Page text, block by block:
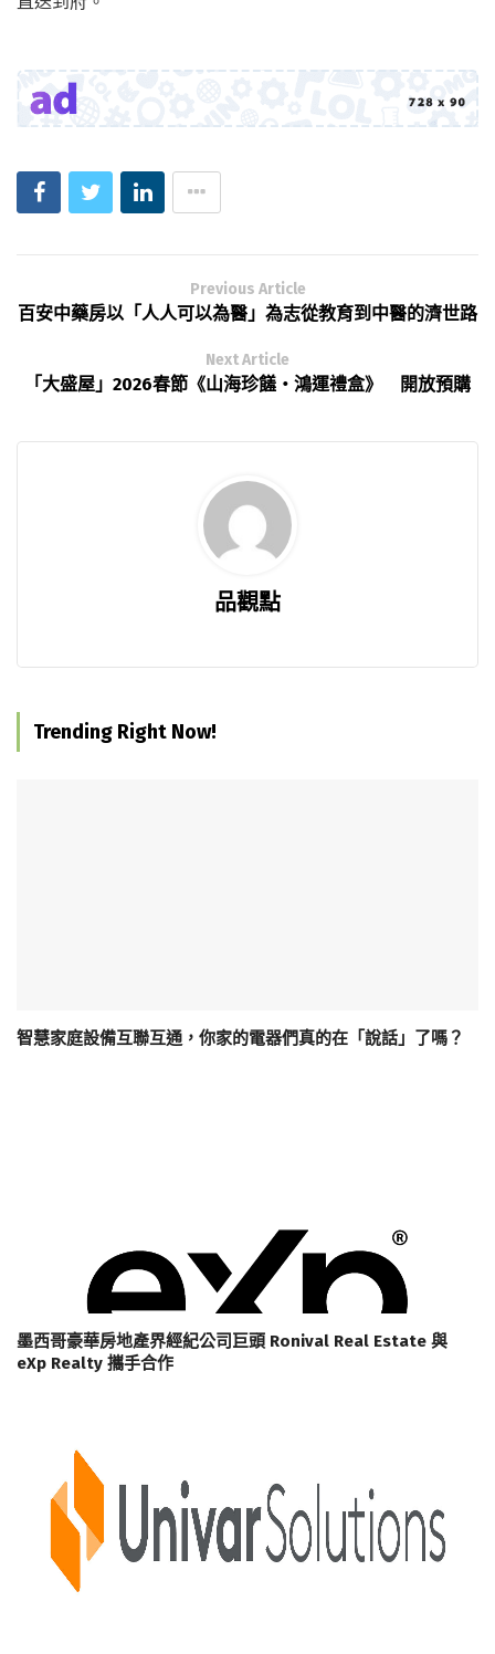
Previous Article
百安中藥房以「人人可以為醫」為志從教育到中醫的濟世路
Next Article
「大盛屋」2026春節《山海珍饈・鴻運禮盒》 開放預購
品觀點
Trending Right Now!
智慧家庭設備互聯互通，你家的電器們真的在「說話」了嗎？
墨西哥豪華房地產界經紀公司巨頭 Ronival Real Estate 與
eXp Realty 攜手合作